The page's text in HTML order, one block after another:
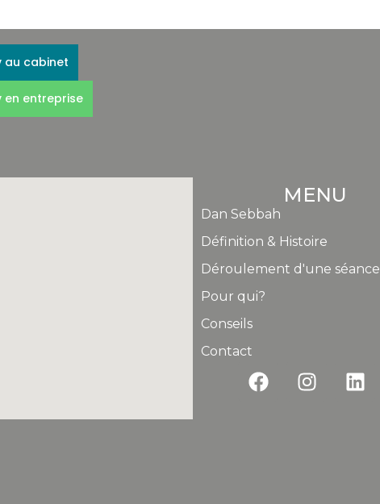
MENU
Dan Sebbah
Définition & Histoire
Déroulement d'une séance
Pour qui?
Conseils
Contact
au cabinet
en entreprise